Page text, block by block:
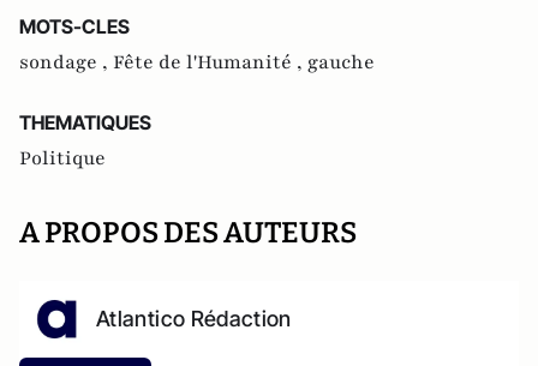
MOTS-CLES
sondage , Fête de l'Humanité , gauche
THEMATIQUES
Politique
A PROPOS DES AUTEURS
Atlantico Rédaction